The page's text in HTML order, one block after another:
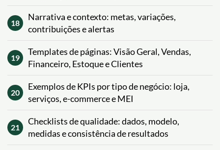
18
Narrativa e contexto: metas, variações,
contribuições e alertas
19
Templates de páginas: Visão Geral, Vendas,
Financeiro, Estoque e Clientes
20
Exemplos de KPIs por tipo de negócio: loja,
serviços, e-commerce e MEI
21
Checklists de qualidade: dados, modelo,
medidas e consistência de resultados